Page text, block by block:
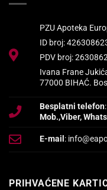
PZU Apoteka
ID broj:
PDV broj:
Ivana Frane
77000 BIHAĆ.
Besplatni telefon
Mob.,Viber,
E-mail:
PRIHVAĆENE